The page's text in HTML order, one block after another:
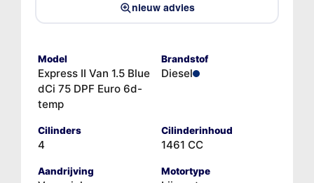
nieuw advies
Model
Express II Van 1.5 Blue
dCi 75 DPF Euro 6d-
temp
Brandstof
Diesel
Cilinders
4
Cilinderinhoud
1461 CC
Aandrijving Motortype